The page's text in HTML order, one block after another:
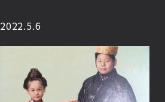
2022.5.6